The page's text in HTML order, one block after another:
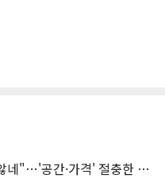
[시승기] "하이리무진 부럽지 않네"…'공간·가격' 절충한 카니발 하이루프